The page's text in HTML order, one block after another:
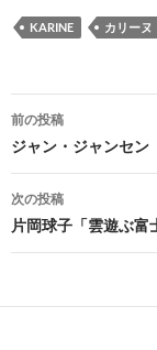
KARINE カリーヌ
投
稿
ナ
ビ
ゲ
ー
前の投稿
ジャン・ジャンセン
次の投稿
片岡球子「雲遊ぶ富